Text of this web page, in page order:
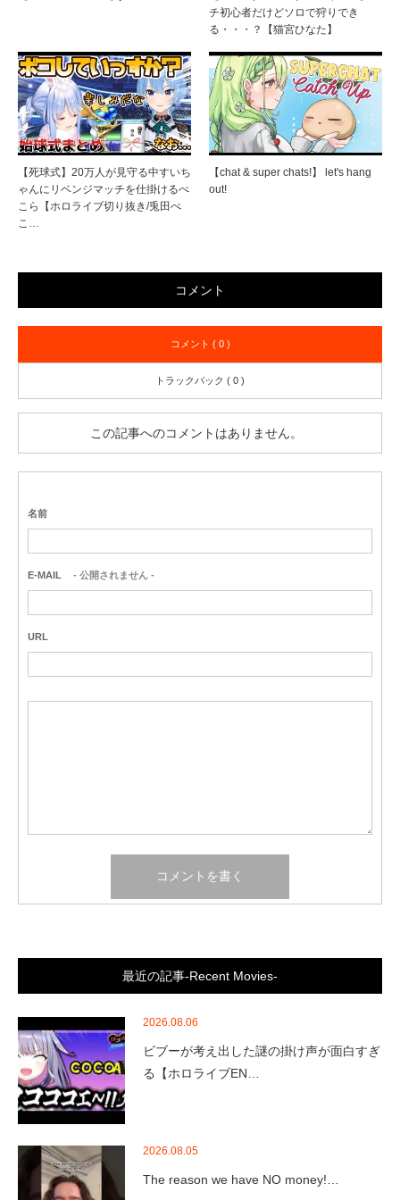
チ初心者だけどソロで狩りでき
る・・・？【猫宮ひなた】
【死球式】20万人が見守る中すいち
ゃんにリベンジマッチを仕掛けるぺ
こら【ホロライブ切り抜き/兎田ぺ
こ…
【chat & super chats!】 let's hang
out!
コメント
コメント ( 0 )
トラックバック ( 0 )
この記事へのコメントはありません。
名前
E-MAIL - 公開されません -
URL
最近の記事-Recent Movies-
2026.08.06
ビブーが考え出した謎の掛け声が面白すぎ
る【ホロライブEN…
2026.08.05
The reason we have NO money!…